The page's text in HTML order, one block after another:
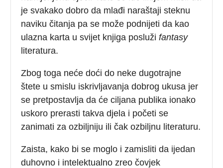
je svakako dobro da mlađi naraštaji steknu
naviku čitanja pa se može podnijeti da kao
ulazna karta u svijet knjiga poslužifantasy
literatura.
Zbog toga neće doći do neke dugotrajne
štete u smislu iskrivljavanja dobrog ukusa jer
se pretpostavlja da će ciljana publika ionako
uskoro prerasti takva djela i početi se
zanimati za ozbiljniju ili čak ozbiljnu literaturu.
Zaista, kako bi se moglo i zamisliti da ijedan
duhovno i intelektualno zreo čovjek